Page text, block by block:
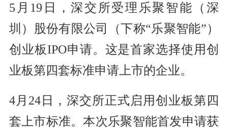
5月19日，深交所受理乐聚智能（深
圳）股份有限公司（下称“乐聚智能”）
创业板IPO申请。这是首家选择使用创
业板第四套标准申请上市的企业。
4月24日，深交所正式启用创业板第四
套上市标准。本次乐聚智能首发申请获